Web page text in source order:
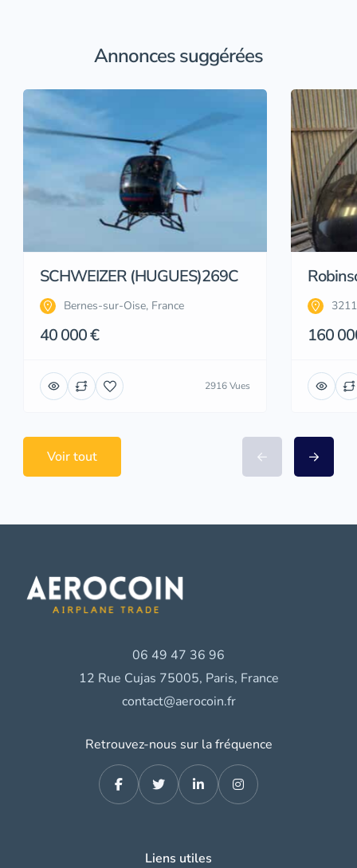
Annonces suggérées
SCHWEIZER (HUGUES)269C
Bernes-sur-Oise, France
40 000 €
2916 Vues
160
Voir tout
06 49 47 36 96
12 Rue Cujas 75005, Paris, France
contact@aerocoin.fr
Retrouvez-nous sur la fréquence
Liens utiles